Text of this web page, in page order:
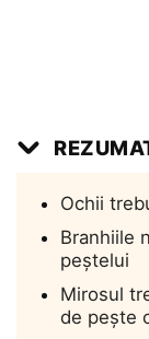
Ochii
Branhiile
peștelui
Mirosul
de pește